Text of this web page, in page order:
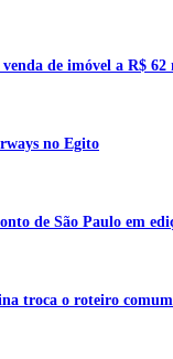
de imóvel a R$
no Egito
de São Paulo em
troca o roteiro